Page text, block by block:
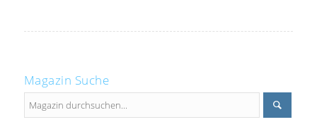
Magazin Suche